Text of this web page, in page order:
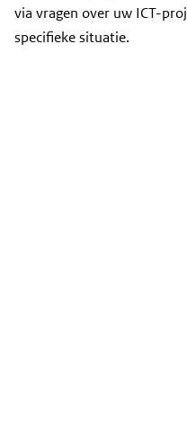
via vragen over uw ICT-
specifieke situatie.